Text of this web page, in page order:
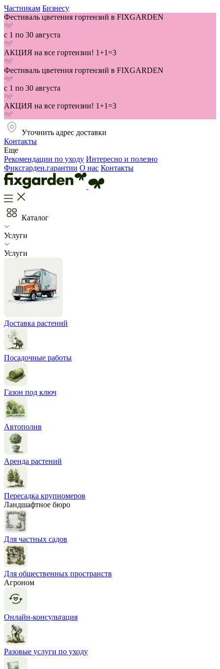
Частникам Бизнесу
Фестиваль цветения гортензий в FIXGARDEN
с 1 по 30 августа
АКЦИЯ на все гортензии! 1+1=3
Фестиваль цветения гортензий в FIXGARDEN
с 1 по 30 августа
АКЦИЯ на все гортензии! 1+1=3
Уточнить адрес доставки
Контакты
Еще
Рекомендации по уходу Интересно и полезно
Фиксгарден.гарантии О нас Контакты
Каталог
Услуги
Услуги
Доставка растений
Посадочные работы
Газон под ключ
Автополив
Аренда растений
Пересадка крупномеров
Ландшафтное бюро
Для частных садов
Для общественных пространств
Агроном
Онлайн-консультация
Разовые услуги по уходу